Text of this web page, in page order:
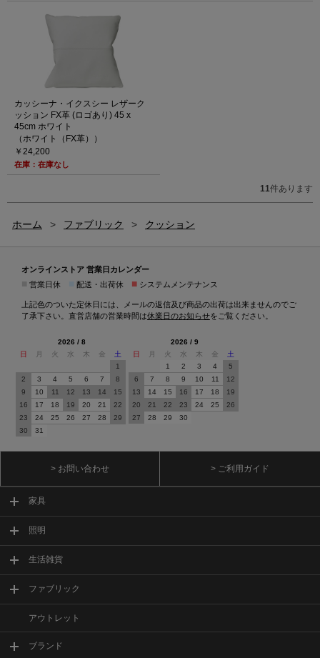
カッシーナ・イクスシー レザーク
ッション FX革 (ロゴあり) 45 x
45cm ホワイト
（ホワイト（FX革））
￥24,200
在庫：在庫なし
11件あります
ホーム > ファブリック > クッション
オンラインストア 営業日カレンダー
営業日休 配送・出荷休 ■ システムメンテナンス
上記色のついた定休日には、メールの返信及び商品の出荷は出来ませんのでご
了承下さい。直営店舗の営業時間は休業日のお知らせをご覧ください。
2026 / 8
日
月 火 水 木 金
土
1
2
3 4 5 6 7
8
9
10 11 12 13 14
15
16
17 18 19 20 21
22
23
24 25 26 27 28
29
30
31
2026 / 9
日
月 火 水 木 金
土
1
2 3 4
5
6
7 8 9 10 11
12
13
14 15 16 17 18
19
20
21 22 23 24 25
26
27
28 29 30
> お問い合わせ > ご利用ガイド
家具
照明
生活雑貨
ファブリック
アウトレット
ブランド